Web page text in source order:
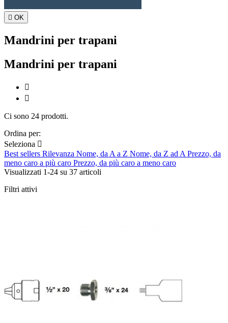
 OK
Mandrini per trapani
Mandrini per trapani


Ci sono 24 prodotti.
Ordina per:
Seleziona 
Best sellers Rilevanza Nome, da A a Z Nome, da Z ad A Prezzo, da
meno caro a più caro Prezzo, da più caro a meno caro
Visualizzati 1-24 su 37 articoli
Filtri attivi